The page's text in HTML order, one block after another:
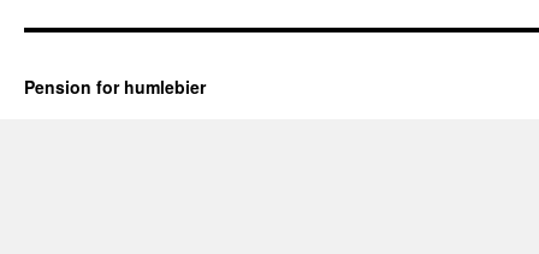
Pension for humlebier